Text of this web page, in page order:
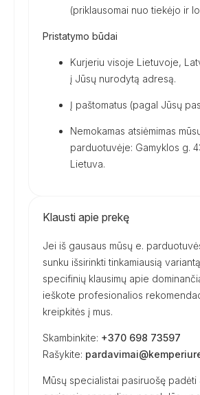
(priklausomai nuo tiekėjo ir
Pristatymo būdai
Kurjeriu visoje Lietuvoje,
į Jūsų nurodytą adresą.
Į paštomatus (pagal Jūsų
Nemokamas atsiėmimas
parduotuvėje: Gamyklos g.
Lietuva.
Klausti apie prekę
Jei iš gausaus mūsų e.
sunku išsirinkti tinkamiausią
specifinių klausimų apie
ieškote profesionalios
kreipkitės į mus.
Skambinkite: +370 698 73597
Rašykite:
Mūsų specialistai pasiruošę padėti